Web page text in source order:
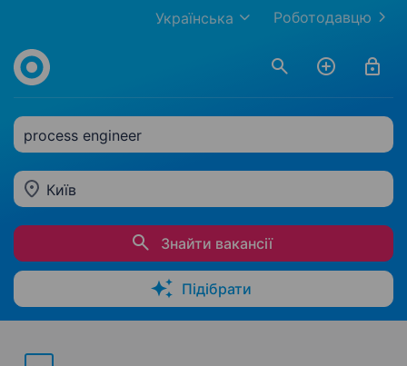
Роботодавцю
Українська
process engineer
Київ
Знайти вакансії
Підібрати